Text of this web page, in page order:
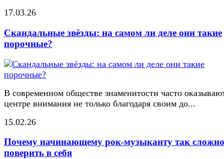
17.03.26
Скандальные звёзды: на самом ли деле они такие
порочные?
В современном обществе знаменитости часто
центре внимания не только благодаря своим до...
15.02.26
Почему начинающему рок-музыканту так сложно
поверить в себя